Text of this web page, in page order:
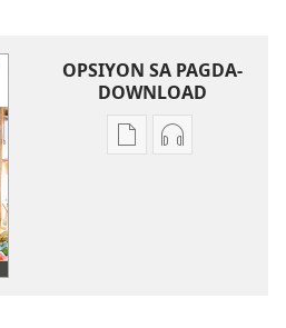
OPSIYON SA PAGDA-
DOWNLOAD
OpsiyonOpsiyon